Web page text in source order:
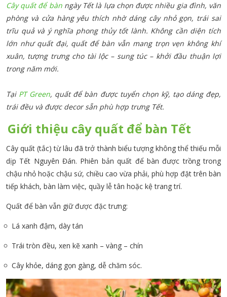
Cây quất để bànngày Tết là lựa chọn được nhiều gia đình, văn
phòng và cửa hàng yêu thích nhờ dáng cây nhỏ gọn, trái sai
trĩu quả và ý nghĩa phong thủy tốt lành. Không cần diện tích
lớn như quất đại, quất để bàn vẫn mang trọn vẹn không khí
xuân, tượng trưng cho tài lộc – sung túc – khởi đầu thuận lợi
trong năm mới.
Tại PT Green, quất để bàn được tuyển chọn kỹ, tạo dáng đẹp,
trái đều và được decor sẵn phù hợp trưng Tết.
Giới thiệu cây quất để bàn Tết
Cây quất (tắc) từ lâu đã trở thành biểu tượng không thể thiếu mỗi
dịp Tết Nguyên Đán. Phiên bản quất để bàn được trồng trong
chậu nhỏ hoặc chậu sứ, chiều cao vừa phải, phù hợp đặt trên bàn
tiếp khách, bàn làm việc, quầy lễ tân hoặc kệ trang trí.
Quất để bàn vẫn giữ được đặc trưng:
Lá xanh đậm, dày tán
Trái tròn đều, xen kẽ xanh – vàng – chín
Cây khỏe, dáng gọn gàng, dễ chăm sóc.